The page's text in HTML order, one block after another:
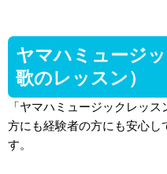
ヤマハミュージ
歌のレッスン）
「ヤマハミュージックレッ
方にも経験者の方にも安心
す。